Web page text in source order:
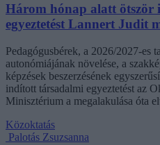
Három hónap alatt ötször
egyeztetést Lannert Judit
Pedagógusbérek, a 2026/2027-es
autonómiájának növelése, a
képzések beszerzésének
indított társadalmi egyeztetést az
Minisztérium a megalakulása óta
Közoktatás
Palotás Zsuzsanna